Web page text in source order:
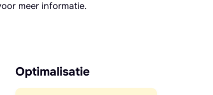
meer informatie.
Optimalisatie